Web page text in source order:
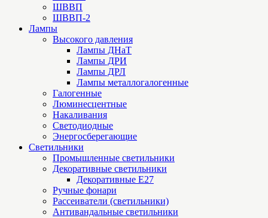
ШВВП
ШВВП-2
Лампы
Высокого давления
Лампы ДНаТ
Лампы ДРИ
Лампы ДРЛ
Лампы металлогалогенные
Галогенные
Люминесцентные
Накаливания
Светодиодные
Энергосберегающие
Светильники
Промышленные светильники
Декоративные светильники
Декоративные Е27
Ручные фонари
Рассеиватели (светильники)
Антивандальные светильники